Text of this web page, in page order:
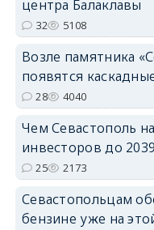
центра Балаклавы
32 5108
Возле памятника
появятся
28 4040
Чем Севастополь
инвесторов до
25 2173
Севастопольцам
бензине уже на